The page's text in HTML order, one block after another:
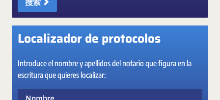
Localizador de protocolos
Introduce el nombre y apellidos del notario que figura en la
escritura que quieres localizar: